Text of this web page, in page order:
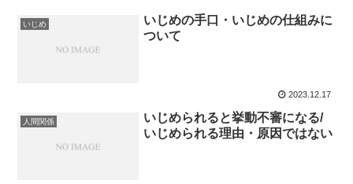
いじめ
いじめの手口・いじめの仕組みに
ついて
2023.12.17
人間関係
いじめられると挙動不審になる/
いじめられる理由・原因ではない